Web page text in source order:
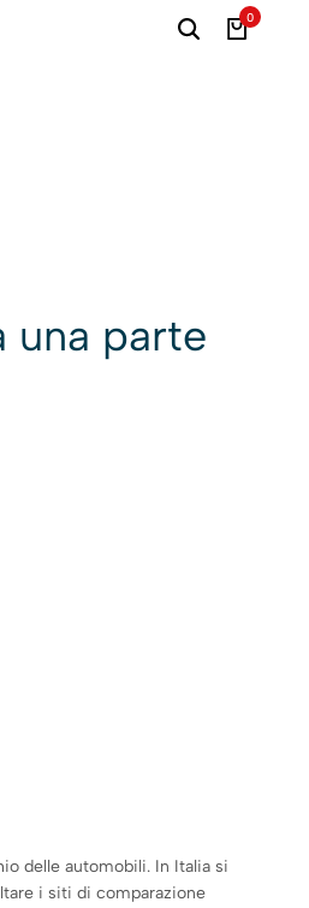
0
una parte
delle automobili. In Italia si
i siti di comparazione